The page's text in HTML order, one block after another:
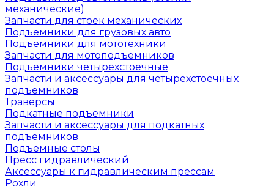
механические)
Запчасти для стоек механических
Подъемники для грузовых авто
Подъемники для мототехники
Запчасти для мотоподъемников
Подъемники четырехстоечные
Запчасти и аксессуары для четырехстоечных
подъемников
Траверсы
Подкатные подъемники
Запчасти и аксессуары для подкатных
подъемников
Подъемные столы
Пресс гидравлический
Аксессуары к гидравлическим прессам
Рохли